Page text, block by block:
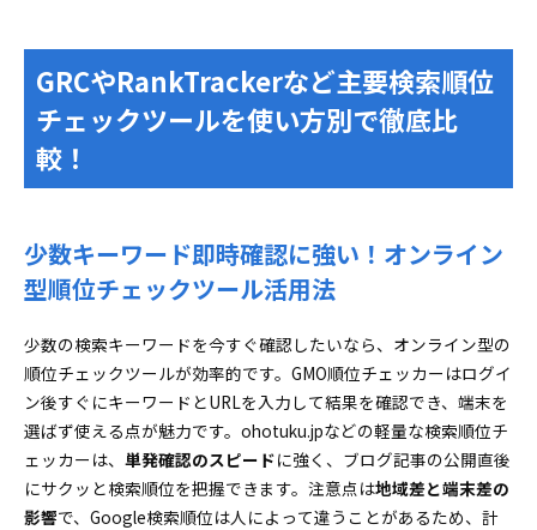
GRCやRankTrackerなど主要検索順位
チェックツールを使い方別で徹底比
較！
少数キーワード即時確認に強い！オンライン
型順位チェックツール活用法
少数の検索キーワードを今すぐ確認したいなら、オンライン型の
順位チェックツールが効率的です。GMO順位チェッカーはログイ
ン後すぐにキーワードとURLを入力して結果を確認でき、端末を
選ばず使える点が魅力です。ohotuku.jpなどの軽量な検索順位チ
ェッカーは、 単発確認のスピードに強く、ブログ記事の公開直後
にサクッと検索順位を把握できます。注意点は地域差と端末差の
影響で、Google検索順位は人によって違うことがあるため、計